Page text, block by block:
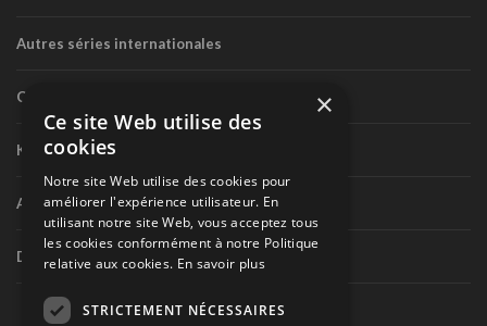
Autres séries internationales
Circuit routier canadien
Karting
Autres séries nationales
Divers
×
Ce site Web utilise des
cookies
Notre site Web utilise des cookies pour
améliorer l'expérience utilisateur. En
utilisant notre site Web, vous acceptez tous
les cookies conformément à notre Politique
relative aux cookies. En savoir plus
STRICTEMENT NÉCESSAIRES